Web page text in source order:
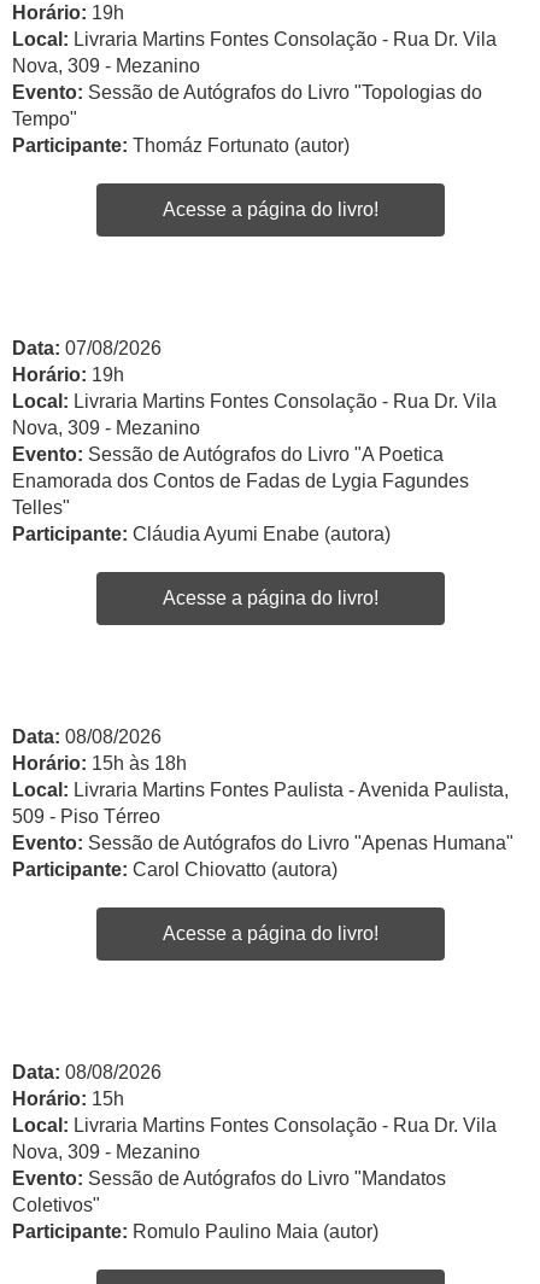
Horário: 19h
Local: Livraria Martins Fontes Consolação - Rua Dr. Vila
Nova, 309 - Mezanino
Evento: Sessão de Autógrafos do Livro "Topologias do
Tempo"
Participante: Thomáz Fortunato (autor)
Acesse a página do livro!
Data: 07/08/2026
Horário: 19h
Local: Livraria Martins Fontes Consolação - Rua Dr. Vila
Nova, 309 - Mezanino
Evento: Sessão de Autógrafos do Livro "A Poetica
Enamorada dos Contos de Fadas de Lygia Fagundes
Telles"
Participante: Cláudia Ayumi Enabe (autora)
Acesse a página do livro!
Data: 08/08/2026
Horário: 15h às 18h
Local: Livraria Martins Fontes Paulista - Avenida Paulista,
509 - Piso Térreo
Evento: Sessão de Autógrafos do Livro "Apenas Humana"
Participante: Carol Chiovatto (autora)
Acesse a página do livro!
Data: 08/08/2026
Horário: 15h
Local: Livraria Martins Fontes Consolação - Rua Dr. Vila
Nova, 309 - Mezanino
Evento: Sessão de Autógrafos do Livro "Mandatos
Coletivos"
Participante: Romulo Paulino Maia (autor)